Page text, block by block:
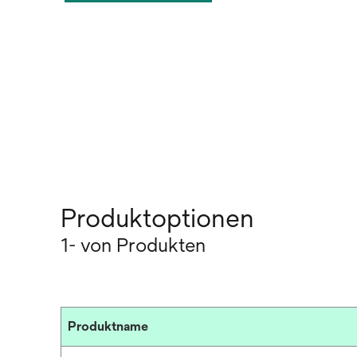
Produktoptionen
1- von Produkten
Produktname